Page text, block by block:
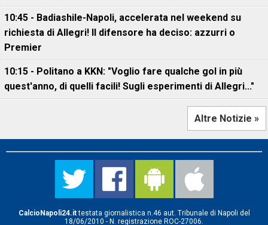
10:45 - Badiashile-Napoli, accelerata nel weekend su
richiesta di Allegri! Il difensore ha deciso: azzurri o
Premier
10:15 - Politano a KKN: "Voglio fare qualche gol in più
quest'anno, di quelli facili! Sugli esperimenti di Allegri..."
Altre Notizie »
CalcioNapoli24.ittestata giornalistica n.46 aut. Tribunale di Napoli del
18/06/2010 - N. registrazione ROC-27006.